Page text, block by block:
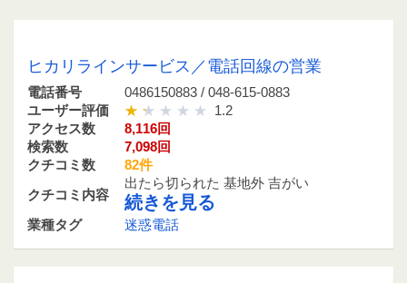
ヒカリラインサービス／電話回線の営業
電話番号
0486150883 / 048-615-0883
ユーザー評価
1.2
アクセス数
8,116回
検索数
7,098回
クチコミ数
82件
クチコミ内容
出たら切られた 基地外 吉がい
続きを見る
業種タグ 迷惑電話